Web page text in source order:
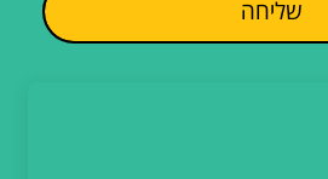
שליחה